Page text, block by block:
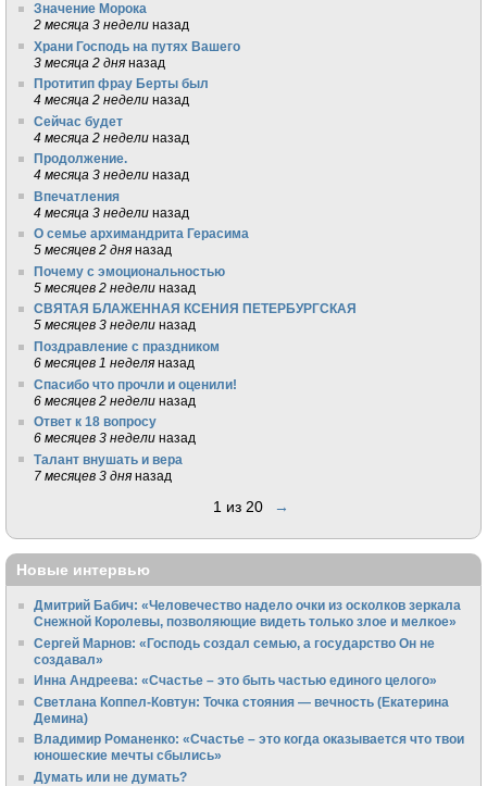
Значение Морока
2 месяца 3 недели назад
Храни Господь на путях Вашего
3 месяца 2 дня назад
Протитип фрау Берты был
4 месяца 2 недели назад
Сейчас будет
4 месяца 2 недели назад
Продолжение.
4 месяца 3 недели назад
Впечатления
4 месяца 3 недели назад
О семье архимандрита Герасима
5 месяцев 2 дня назад
Почему с эмоциональностью
5 месяцев 2 недели назад
СВЯТАЯ БЛАЖЕННАЯ КСЕНИЯ ПЕТЕРБУРГСКАЯ
5 месяцев 3 недели назад
Поздравление с праздником
6 месяцев 1 неделя назад
Спасибо что прочли и оценили!
6 месяцев 2 недели назад
Ответ к 18 вопросу
6 месяцев 3 недели назад
Талант внушать и вера
7 месяцев 3 дня назад
1 из 20 →
Новые интервью
Дмитрий Бабич: «Человечество надело очки из осколков зеркала
Снежной Королевы, позволяющие видеть только злое и мелкое»
Сергей Марнов: «Господь создал семью, а государство Он не
создавал»
Инна Андреева: «Счастье – это быть частью единого целого»
Светлана Коппел-Ковтун: Точка стояния — вечность (Екатерина
Демина)
Владимир Романенко: «Счастье – это когда оказывается что твои
юношеские мечты сбылись»
Думать или не думать?